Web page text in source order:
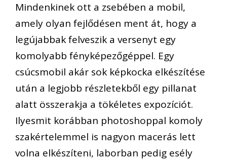
Mindenkinek ott a zsebében a mobil,
amely olyan fejlődésen ment át, hogy a
legújabbak felveszik a versenyt egy
komolyabb fényképezőgéppel. Egy
csúcsmobil akár sok képkocka elkészítése
után a legjobb részletekből egy pillanat
alatt összerakja a tökéletes expozíciót.
Ilyesmit korábban photoshoppal komoly
szakértelemmel is nagyon macerás lett
volna elkészíteni, laborban pedig esély